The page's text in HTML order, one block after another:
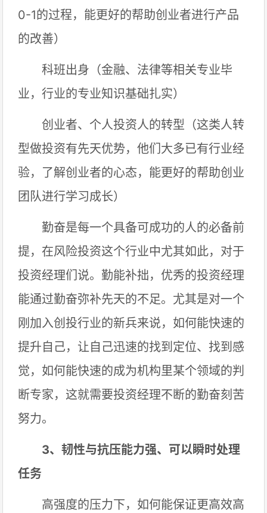
0-1的过程，能更好的帮助创业者进行产品
的改善）
科班出身（金融、法律等相关专业毕
业，行业的专业知识基础扎实）
创业者、个人投资人的转型（这类人转
型做投资有先天优势，他们大多已有行业经
验，了解创业者的心态，能更好的帮助创业
团队进行学习成长）
勤奋是每一个具备可成功的人的必备前
提，在风险投资这个行业中尤其如此，对于
投资经理们说。勤能补拙，优秀的投资经理
能通过勤奋弥补先天的不足。尤其是对一个
刚加入创投行业的新兵来说，如何能快速的
提升自己，让自己迅速的找到定位、找到感
觉，如何能快速的成为机构里某个领域的判
断专家，这就需要投资经理不断的勤奋刻苦
努力。
3、韧性与抗压能力强、可以瞬时处理
任务
高强度的压力下，如何能保证更高效高